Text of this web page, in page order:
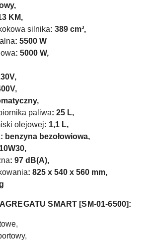
KM,
silnika: 389 cm³,
: 5500 W
: 5000 W,
paliwa: 25 L,
olejowej: 1,1 L,
: benzyna bezołowiowa,
: 97 dB(A),
: 825 x 540 x 560 mm,
SMART [SM-01-6500]: